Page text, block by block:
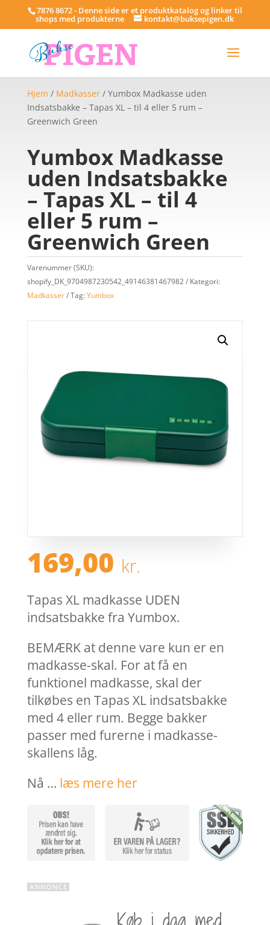
7876 8672 - Denne side er et produktkatalog og linker til
shops med produkterne kontakt@buksepigen.dk
Hjem / Madkasser/ Yumbox Madkasse uden
Indsatsbakke – Tapas XL – til 4 eller 5 rum –
Greenwich Green
Yumbox Madkasse
uden Indsatsbakke
– Tapas XL – til 4
eller 5 rum –
Greenwich Green
Varenummer (SKU):
shopify_DK_9704987230542_49146381467982
Kategori:
Madkasser
Tag:Yumbox
169,00 kr.
Tapas XL madkasse UDEN
indsatsbakke fra Yumbox.
BEMÆRK at denne vare kun er en
madkasse-skal. For at få en
funktionel madkasse, skal der
tilkøbes en Tapas XL indsatsbakke
med 4 eller rum. Begge bakker
passer med furerne i madkasse-
skallens låg.
Nå … læs mere her